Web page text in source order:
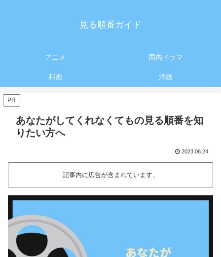
見る順番ガイド
アニメ 国内ドラマ
邦画 洋画
PR
あなたがしてくれなくてもの見る順番を知
りたい方へ
2023.06.24
記事内に広告が含まれています。